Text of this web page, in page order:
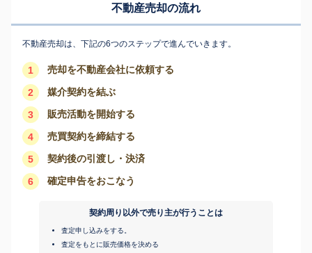
不動産売却の流れ
不動産売却は、下記の6つのステップで進んでいきます。
1 売却を不動産会社に依頼する
2 媒介契約を結ぶ
3 販売活動を開始する
4 売買契約を締結する
5 契約後の引渡し・決済
6 確定申告をおこなう
契約周り以外で売り主が行うことは
査定申し込みをする。
査定をもとに販売価格を決める